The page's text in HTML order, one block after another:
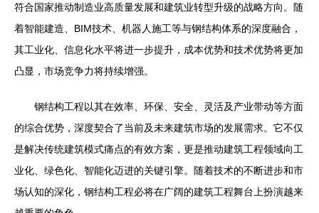
符合国家推动制造业高质量发展和建筑业转型升级的战略方向。随
着智能建造、BIM技术、机器人施工等与钢结构体系的深度融合，
其工业化、信息化水平将进一步提升，成本优势和技术优势将更加
凸显，市场竞争力将持续增强。
钢结构工程以其在效率、环保、安全、灵活及产业带动等方面
的综合优势，深度契合了当前及未来建筑市场的发展需求。它不仅
是解决传统建筑模式痛点的有效方案，更是推动建筑工程领域向工
业化、绿色化、智能化迈进的关键引擎。随着技术的不断进步和市
场认知的深化，钢结构工程必将在广阔的建筑工程舞台上扮演越来